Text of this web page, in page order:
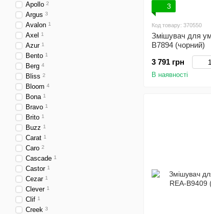
3
Код товару: 370550
Змішувач для
B7894 (чорний)
3 791 грн
В наявності
Apollo 2
Argus 3
Avalon 1
Axel 1
Azur 1
Bento 1
Berg 4
Bliss 2
Bloom 4
Bona 1
Bravo 1
Brito 1
Buzz 1
Carat 1
Caro 2
Cascade 1
Castor 1
Cezar 1
Clever 1
Clif 1
Creek 3